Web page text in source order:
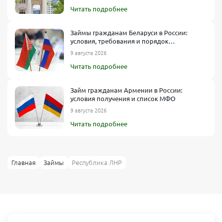
упрощённой системе скоринга, а значит, шанс получить
положительный ответ выше, чем в банках.
Основные виды микрофинансовых
организаций
Когда речь идёт о микрозаймах, важно понимать разницу между
двумя ключевыми типами компаний:
Имеют крупный уставный капитал.
Подлежат строгому контролю со стороны регулятора.
Читать подробнее
Займы гражданам Беларуси в России:
условия, требования и порядок
оформления
9 августа 2026
Читать подробнее
Займ гражданам Армении в России:
условия получения и список МФО
9 августа 2026
Читать подробнее
Главная Займы Республика ЛНР